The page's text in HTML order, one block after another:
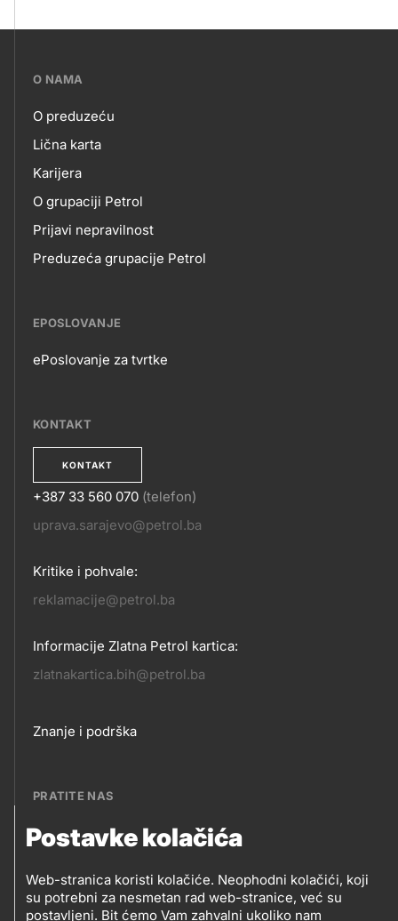
Postavke kolačića
Web-stranica koristi kolačiće. Neophodni kolačići, koji
su potrebni za nesmetan rad web-stranice, već su
postavljeni. Bit ćemo Vam zahvalni ukoliko nam
???
skupno.footer-
title???
O NAMA
O
NAMA
O preduzeću
Lična karta
Karijera
O grupaciji Petrol
Prijavi nepravilnost
Preduzeća grupacije Petrol
EPOSLOVANJE
ePoslovanje za tvrtke
KONTAKT
KONTAKT
KONTAKT
+387 33 560 070 (telefon)
uprava.sarajevo@petrol.ba
Kritike i pohvale:
reklamacije@petrol.ba
Informacije Zlatna Petrol kartica:
zlatnakartica.bih@petrol.ba
Footer
Znanje i podrška
PRATITE NAS
PRATITE
NAS
Petrol BH Oil Company, d.o.o.
Džemala Bijedića 202, 71210 Ilidža, Sarajevo